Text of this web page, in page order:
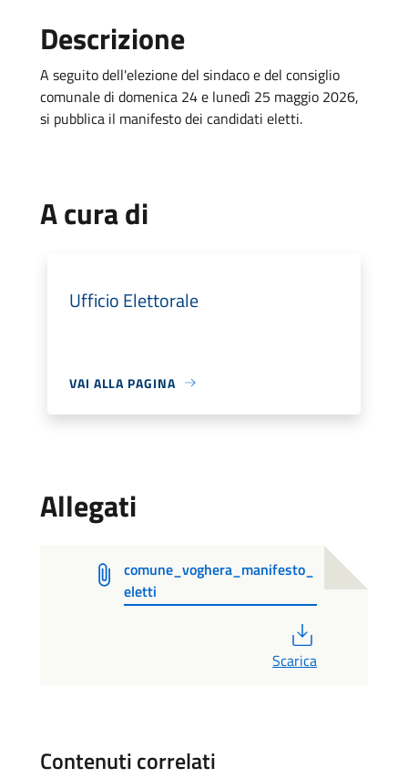
Descrizione
A seguito dell'elezione del sindaco e del consiglio
comunale di domenica 24 e lunedì 25 maggio 2026,
si pubblica il manifesto dei candidati eletti.
A cura di
Ufficio Elettorale
VAI ALLA PAGINA
Allegati
comune_voghera_manifesto_
eletti
Scarica
Contenuti correlati